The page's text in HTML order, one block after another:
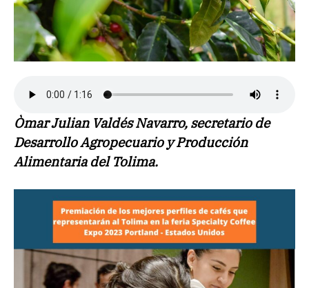
Òmar Julian Valdés Navarro, secretario de
Desarrollo Agropecuario y Producción
Alimentaria del Tolima.